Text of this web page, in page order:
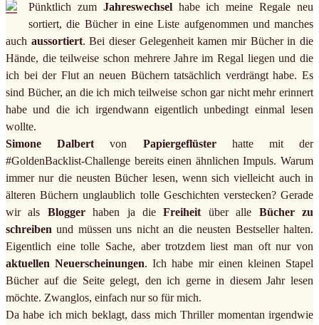
Pünktlich zum Jahreswechselhabe ich meine Regale neu
sortiert, die Bücher in eine Liste aufgenommen und manches
auch aussortiert. Bei dieser Gelegenheit kamen mir Bücher in die
Hände, die teilweise schon mehrere Jahre im Regal liegen und die
ich bei der Flut an neuen Büchern tatsächlich verdrängt habe. Es
sind Bücher, an die ich mich teilweise schon gar nicht mehr erinnert
habe und die ich irgendwann eigentlich unbedingt einmal lesen
wollte.
Simone Dalbert von Papiergeflüsterhatte mit der
#GoldenBacklist-Challenge bereits einen ähnlichen Impuls. Warum
immer nur die neusten Bücher lesen, wenn sich vielleicht auch in
älteren Büchern unglaublich tolle Geschichten verstecken? Gerade
wir als Bloggerhaben ja dieFreiheit über alle Bücher zu
schreiben und müssen uns nicht an die neusten Bestseller halten.
Eigentlich eine tolle Sache, aber trotzdem liest man oft nur von
aktuellen Neuerscheinungen. Ich habe mir einen kleinen Stapel
Bücher auf die Seite gelegt, den ich gerne in diesem Jahr lesen
möchte. Zwanglos, einfach nur so für mich.
Da habe ich mich beklagt, dass mich Thriller momentan irgendwie